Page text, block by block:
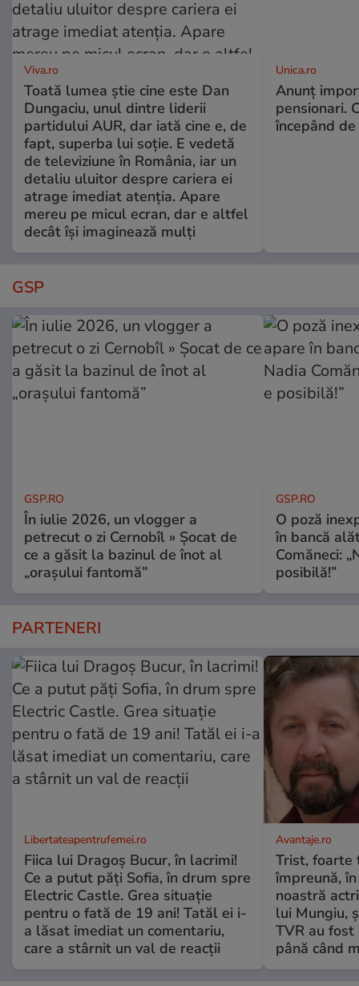
Viva.ro
Toată lumea știe cine este Dan
Dungaciu, unul dintre liderii
partidului AUR, dar iată cine e, de
fapt, superba lui soție. E vedetă
de televiziune în România, iar un
detaliu uluitor despre cariera ei
atrage imediat atenția. Apare
mereu pe micul ecran, dar e altfel
decât își imaginează mulți
Unica.ro
Anunț
pensionari.
începând
GSP
GSP.RO
În iulie 2026, un vlogger a
petrecut o zi Cernobîl » Șocat de
ce a găsit la bazinul de înot al
„orașului fantomă”
GSP.RO
O poză
în bancă
Comăneci:
posibilă!”
PARTENERI
Libertateapentrufemei.ro
Fiica lui Dragoș Bucur, în lacrimi!
Ce a putut păți Sofia, în drum spre
Electric Castle. Grea situație
pentru o fată de 19 ani! Tatăl ei i-
a lăsat imediat un comentariu,
care a stârnit un val de reacții
Avantaje.ro
Trist, foarte
împreună,
noastră
lui Mungiu,
TVR au
până când